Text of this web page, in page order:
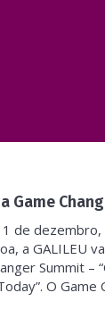
Game
de dezembro,
a GALILEU
Summit –
O Game